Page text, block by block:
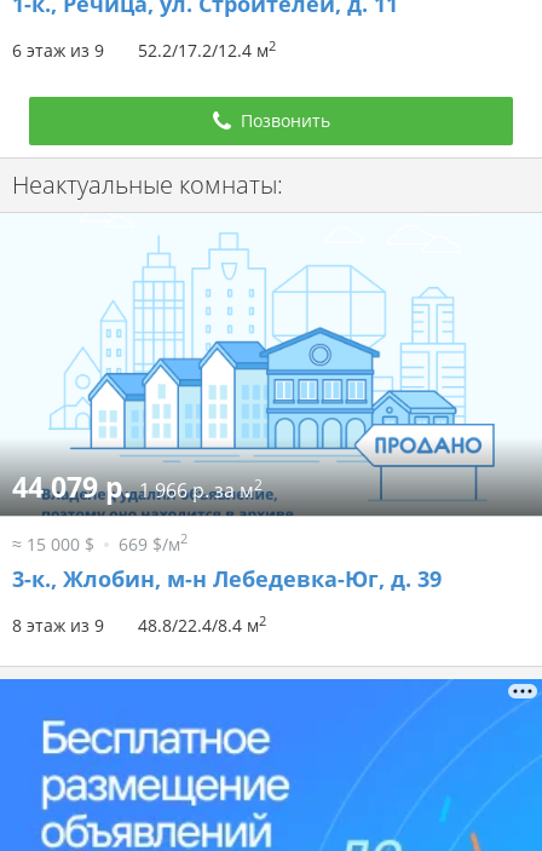
6 этаж из 9 52.2/17.2/12.4 м2
Позвонить
Неактуальные комнаты:
44 079 р.1 966 р. за м2
≈ 15 000 $ 669 $/м2
3-к., Жлобин, м-н Лебедевка-Юг, д. 39
8 этаж из 9 48.8/22.4/8.4 м2